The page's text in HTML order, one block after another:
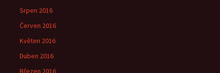
Srpen 2016
Červen 2016
Květen 2016
Duben 2016
Březen 2016